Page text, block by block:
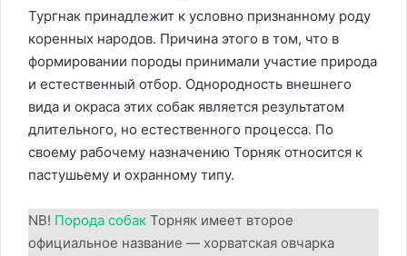
Тургнак принадлежит к условно признанному роду
коренных народов. Причина этого в том, что в
формировании породы принимали участие природа
и естественный отбор. Однородность внешнего
вида и окраса этих собак является результатом
длительного, но естественного процесса. По
своему рабочему назначению Торняк относится к
пастушьему и охранному типу.
NB! Порода собак Торняк имеет второе
официальное название — хорватская овчарка